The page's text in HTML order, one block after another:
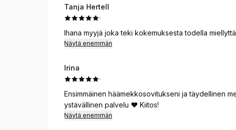
Tanja Hertell
·
Ihana myyjä joka teki kokemuksesta todella
Näytä enemmän
Irina
·
Ensimmäinen häämekkosovitukseni ja täydellinen
ystävällinen palvelu ❤️ Kiitos!
Näytä enemmän